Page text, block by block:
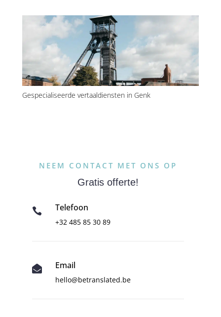
Gespecialiseerde vertaaldiensten in Genk
NEEM CONTACT MET ONS OP
Gratis offerte!
 Telefoon
+32 485 85 30 89
 Email
hello@betranslated.be